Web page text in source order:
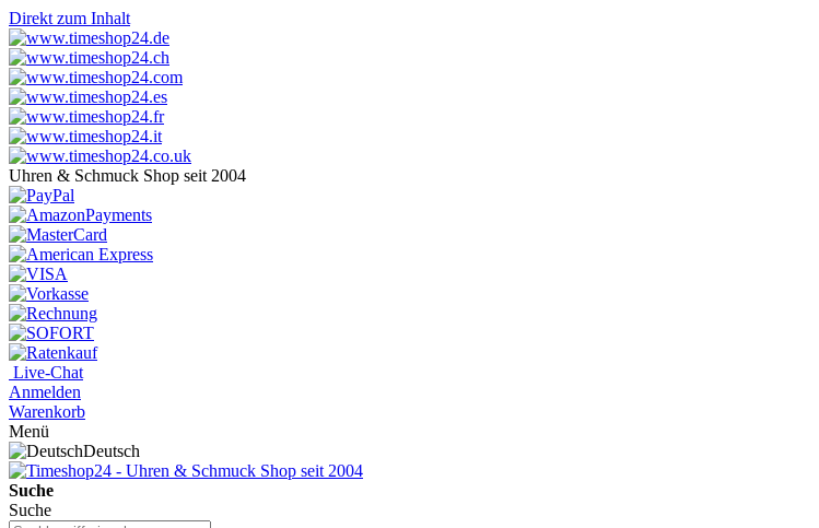
Direkt zum Inhalt
Uhren & Schmuck Shop seit 2004
Live-Chat
Anmelden
Warenkorb
Menü
Deutsch
Suche
Suche